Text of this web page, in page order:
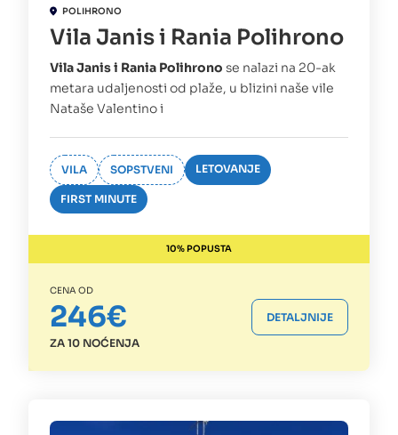
POLIHRONO
Vila Janis i Rania Polihrono
Vila Janis i Rania Polihrono se nalazi na 20-ak
metara udaljenosti od plaže, u blizini naše vile
Nataše Valentino i
VILA SOPSTVENI LETOVANJE
FIRST MINUTE
10% POPUSTA
CENA OD
246€
ZA 10 NOĆENJA
DETALJNIJE